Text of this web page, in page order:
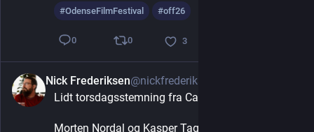
#OdenseFilmFestival #off26
0 0 3
Nick Frederiksen@nickfrederiksen
Lidt torsdagsstemning fra Café Biografen.
Morten Nordal og Kasper Tagel står for den